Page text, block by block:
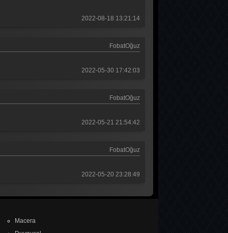
2022-08-18 13:21:14
FobatOğuz
2022-05-30 17:42:03
FobatOğuz
2022-05-21 21:54:42
FobatOğuz
2022-05-20 23:28:49
Macera